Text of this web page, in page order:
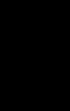
заказ за